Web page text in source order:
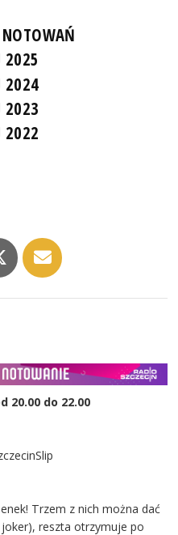
2025
2024
2023
2022
20.00 do 22.00
Trzem z nich można dać
reszta otrzymuje po